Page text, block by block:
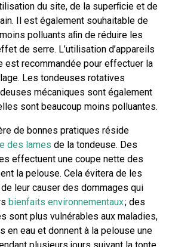
du site, de la superﬁcie et de
Il est également souhaitable de
polluants aﬁn de réduire les
de serre. L’utilisation d’appareils
est recommandée pour effectuer la
Les tondeuses rotatives
mécaniques sont également
sont beaucoup moins polluantes.
de bonnes pratiques réside
des lames de la tondeuse. Des
effectuent une coupe nette des
la pelouse. Cela évitera de les
leur causer des dommages qui
bienfaits environnementaux; des
sont plus vulnérables aux maladies,
en eau et donnent à la pelouse une